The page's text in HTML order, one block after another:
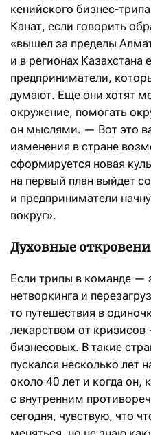
кенийского бизнес-
Канат, если говорить
«вышел за пределы
и в регионах Казахстана
предприниматели,
думают. Еще они хотят
окружение, помогать
он мыслями. — Вот это
изменения в стране
сформируется новая
на первый план выйдет
и предприниматели
вокруг».
Духовные
Если трипы в команде —
нетворкинга и
то путешествия в
лекарством от
бизнесовых. В такие
пускался несколько лет
около 40 лет и когда он,
с внутренним
сегодня, чувствую, что